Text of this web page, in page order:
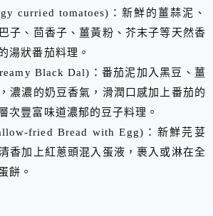
curried tomatoes) ：新鮮的薑蒜泥、
子、茴香子、薑黃粉、芥末子等天然香
湯狀番茄料理。
Black Dal) ：番茄泥加入黑豆、薑
濃濃的奶豆香氣，滑潤口感加上番茄的
次豐富味道濃郁的豆子料理。
fried Bread with Egg) ：新鮮芫荽
香加上紅蔥頭混入蛋液，裹入或淋在全
餅。